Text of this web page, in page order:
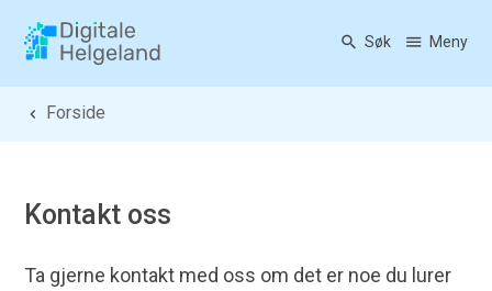
Søk Meny
Forside
Kontakt oss
Ta gjerne kontakt med oss om det er noe du lurer